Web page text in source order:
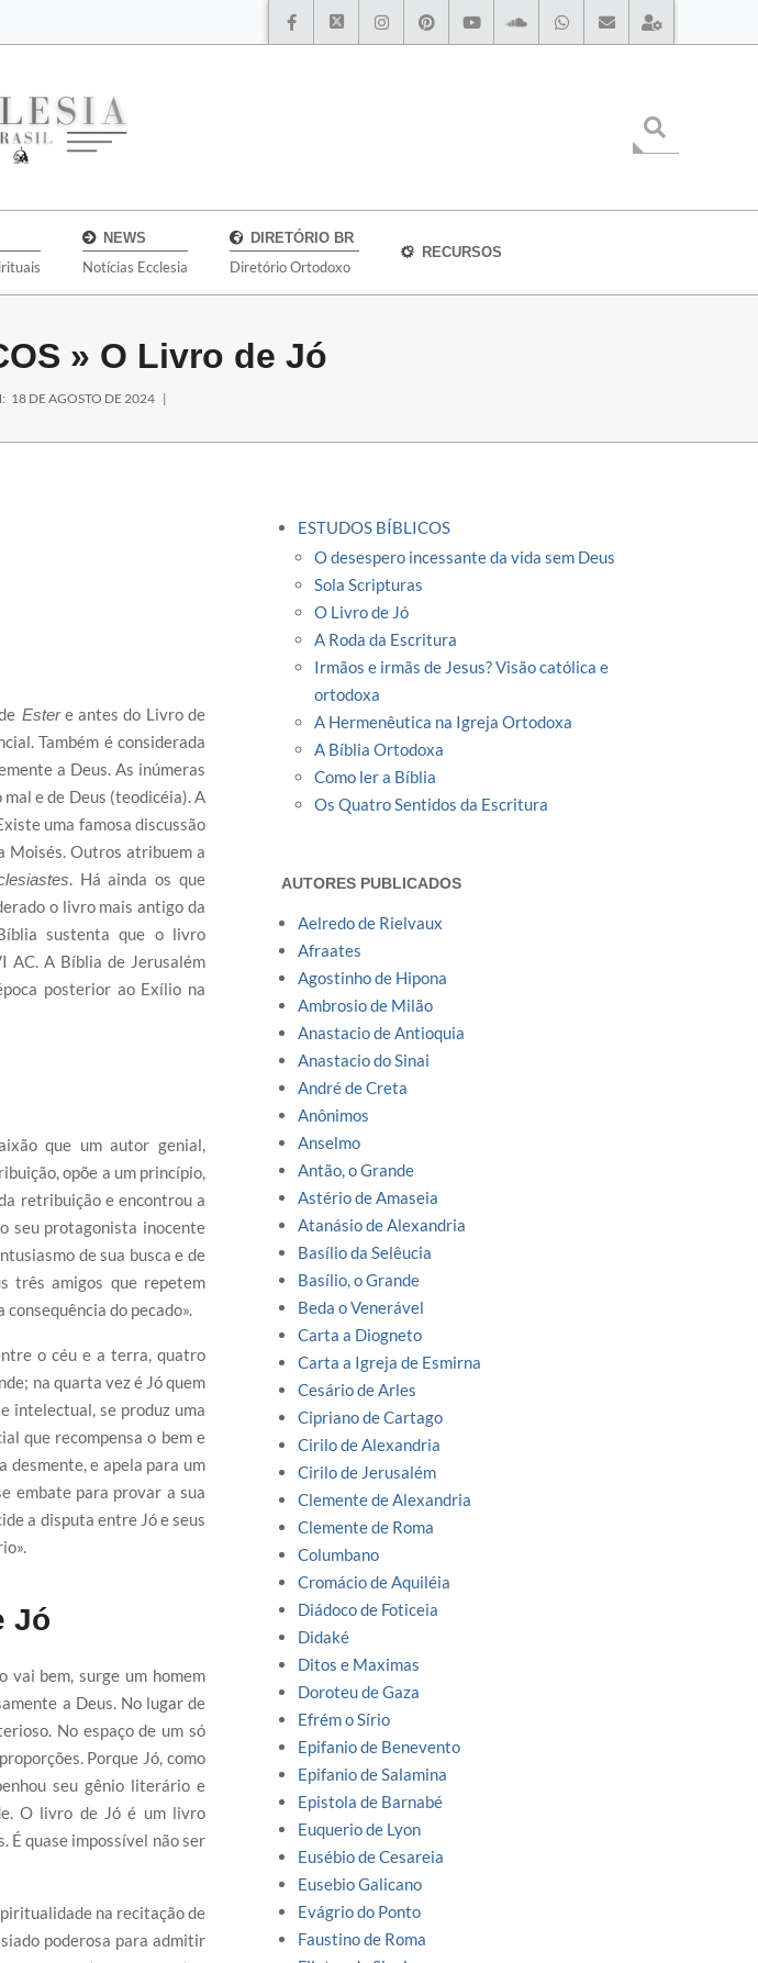
NEWS
Notícias Ecclesia
DIRETÓRIO BR
Diretório Ortodoxo
RECURSOS
» O Livro de Jó
18 DE AGOSTO DE 2024
Estere antes do Livro de
Também é considerada
a Deus. As inúmeras
e de Deus (teodicéia). A
uma famosa discussão
Moisés. Outros atribuem a
. Há ainda os que
o livro mais antigo da
sustenta que o livro
AC. A Bíblia de Jerusalém
posterior ao Exílio na
que um autor genial,
opõe a um princípio,
retribuição e encontrou a
seu protagonista inocente
de sua busca e de
três amigos que repetem
do pecado».
o céu e a terra, quatro
na quarta vez é Jó quem
intelectual, se produz uma
que recompensa o bem e
desmente, e apela para um
embate para provar a sua
a disputa entre Jó e seus
Jó
vai bem, surge um homem
a Deus. No lugar de
No espaço de um só
Porque Jó, como
seu gênio literário e
O livro de Jó é um livro
É quase impossível não ser
na recitação de
poderosa para admitir
ESTUDOS BÍBLICOS
O desespero incessante da vida sem Deus
Sola Scripturas
O Livro de Jó
A Roda da Escritura
Irmãos e irmãs de Jesus? Visão católica e
ortodoxa
A Hermenêutica na Igreja Ortodoxa
A Bíblia Ortodoxa
Como ler a Bíblia
Os Quatro Sentidos da Escritura
AUTORES PUBLICADOS
Aelredo de Rielvaux
Afraates
Agostinho de Hipona
Ambrosio de Milão
Anastacio de Antioquia
Anastacio do Sinai
André de Creta
Anônimos
Anselmo
Antão, o Grande
Astério de Amaseia
Atanásio de Alexandria
Basílio da Selêucia
Basílio, o Grande
Beda o Venerável
Carta a Diogneto
Carta a Igreja de Esmirna
Cesário de Arles
Cipriano de Cartago
Cirilo de Alexandria
Cirilo de Jerusalém
Clemente de Alexandria
Clemente de Roma
Columbano
Cromácio de Aquiléia
Diádoco de Foticeia
Didaké
Ditos e Maximas
Doroteu de Gaza
Efrém o Sírio
Epifanio de Benevento
Epifanio de Salamina
Epistola de Barnabé
Euquerio de Lyon
Eusébio de Cesareia
Eusebio Galicano
Evágrio do Ponto
Faustino de Roma